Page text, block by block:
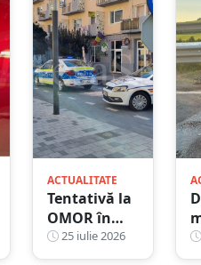
ACTUALITATE
Tentativă la
OMOR în
Satu Mare.
Instructor
25 iulie 2026